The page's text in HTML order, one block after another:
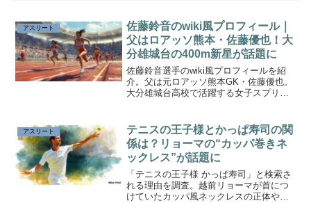
アスリート
佐藤鈴音のwiki風プロフィール｜
父はロアッソ熊本・佐藤優也！大
分雄城台の400m新星が話題に
佐藤鈴音選手のwiki風プロフィールを紹
介。父は元ロアッソ熊本GK・佐藤優也。
大分雄城台高校で活躍する女子スプリン
アスリート
テニスの王子様とかっぱ寿司の関
係は？リョーマの“カッパ巻きネ
ックレス”が話題に
「テニスの王子様 かっぱ寿司」と検索さ
れる理由を調査。越前リョーマが首につ
けていたカッパ風ネックレスの正体や、